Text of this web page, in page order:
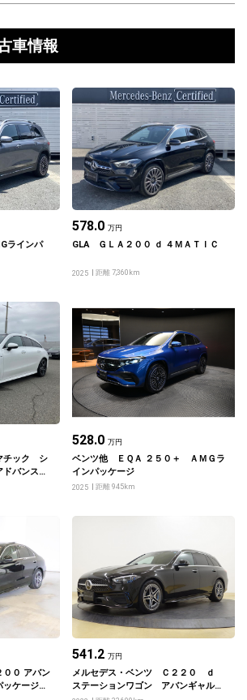
車情報
ラインパ
578.0 万円
GLA ＧＬＡ２００ ｄ ４ＭＡＴＩＣ
2025 距離 7,360km
チック シ
バンスド
マンスパ
528.0 万円
ベンツ他 ＥＱＡ ２５０＋ ＡＭＧラ
インパッケージ
2025 距離 945km
０ アバン
ケージ・
541.2 万円
メルセデス・ベンツ Ｃ２２０ ｄ
ステーションワゴン アバンギャル